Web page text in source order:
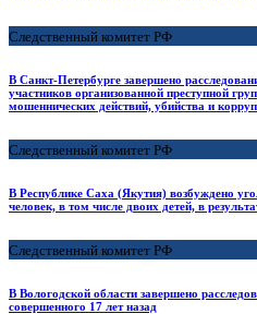
Следственный комитет РФ
В Санкт-Петербурге завершено
участников организованной преступной
мошеннических действий, убийства и
Следственный комитет РФ
В Республике Саха (Якутия) возбуждено
человек, в том числе двоих детей, в
Следственный комитет РФ
В Вологодской области завершено
совершенного 17 лет назад